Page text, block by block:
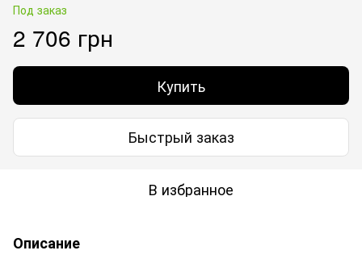
Под заказ
2 706 грн
Купить
Быстрый заказ
В избранное
Описание